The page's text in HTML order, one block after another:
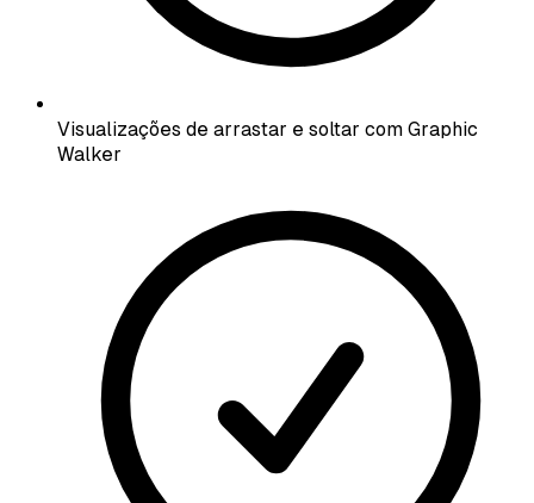
Visualizações de arrastar e soltar com Graphic
Walker